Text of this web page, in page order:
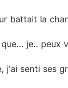
battait la
je.. peux
j'ai senti ses